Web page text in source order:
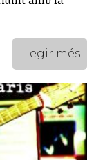
Llegir més